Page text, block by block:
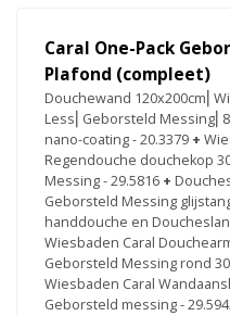
Caral One-Pack
Plafond (compleet)
Douchewand
Less⎢Geborsteld
nano-coating - 20.3379 +
Regendouche douchekop
Messing - 29.5816 +
Geborsteld Messing
handdouche en
Wiesbaden Caral
Geborsteld Messing rond
Wiesbaden Caral
Geborsteld messing -